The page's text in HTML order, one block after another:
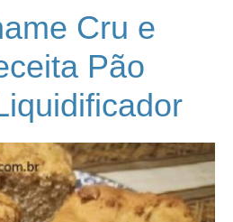
Cru e
Pão